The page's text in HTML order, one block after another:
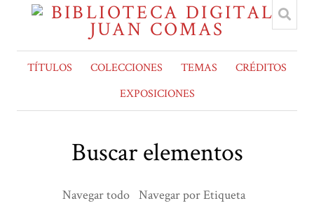
TÍTULOS COLECCIONES TEMAS
CRÉDITOS
EXPOSICIONES
Buscar elementos
Navegar todo Navegar por Etiqueta